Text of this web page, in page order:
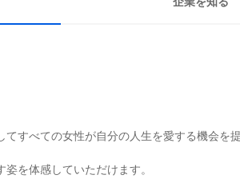
すべての女性が自分の人生を愛する機会を
を体感していただけます。